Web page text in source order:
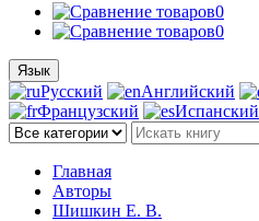
0
0
Язык
Русский Английский
Французский
Испанский
Главная
Авторы
Шишкин Е. В.